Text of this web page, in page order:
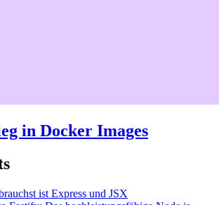
in Docker Images
ist Express und JSX